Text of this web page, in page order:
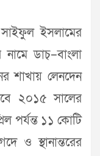
সাইফুল ইসলামের
ডাচ্‌–বাংলা
শাখায় লেনদেন
২০১৫ সালের
পর্যন্ত ১১ কোটি
ও স্থানান্তরের